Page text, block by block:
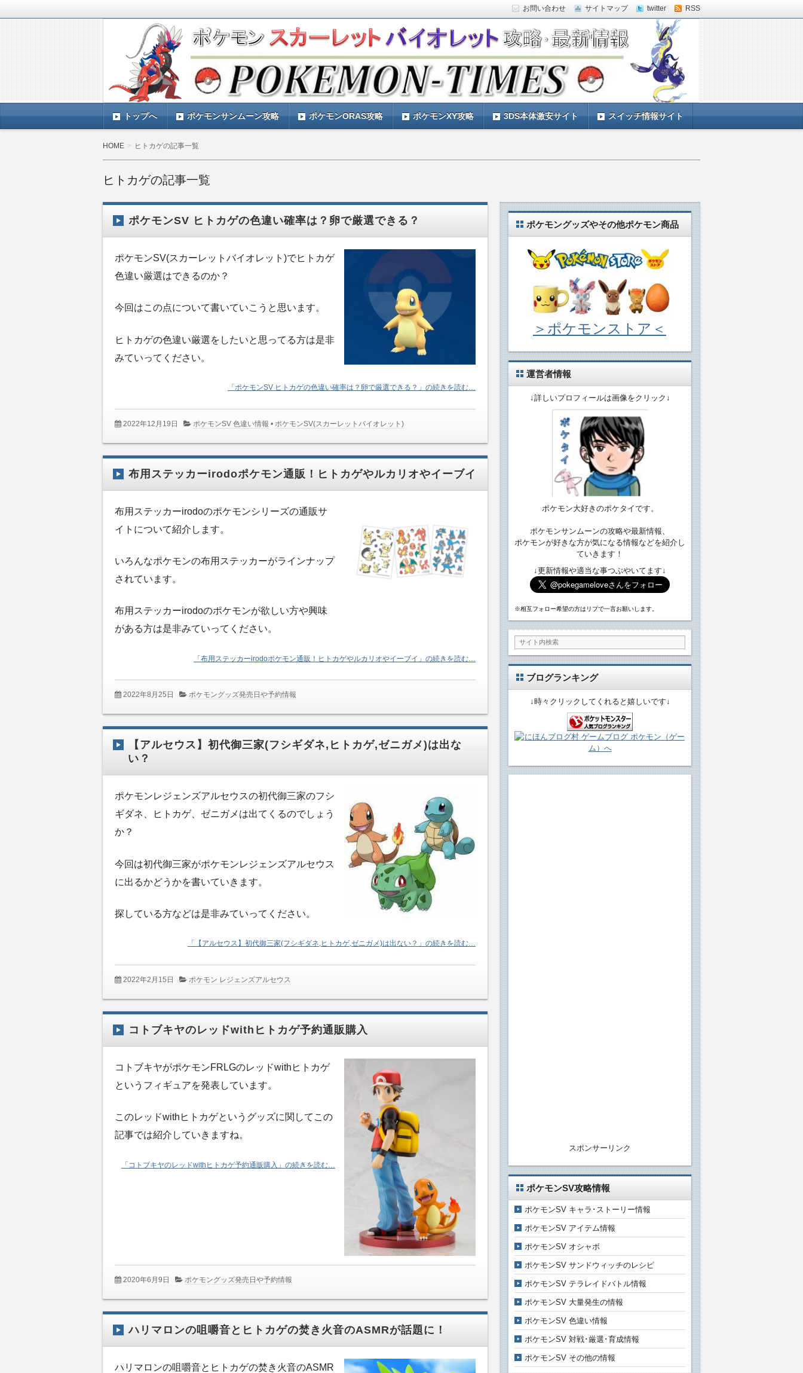
お問い合わせ サイトマップ twitter RSS
ポケモン最新情報まとめ『POKEMON-TIMES』
ポケモンSV(スカーレットバイオレット)の攻略や最新情報などをお届けする『POKEMON-
TIMES』 ポケモンSV(スカーレットバイオレット)の育成論やお得な情報なども紹介していきま
トップへ ポケモンサンムーン攻略 ポケモンORAS攻略 ポケモンXY攻略 3DS本体激安サイト スイッチ情報サイト
HOME ヒトカゲの記事一覧
ヒトカゲの記事一覧
ポケモンSV ヒトカゲの色違い確率は？卵で厳選できる？
ポケモンSV(スカーレットバイオレット)でヒトカゲ
色違い厳選はできるのか？
今回はこの点について書いていこうと思います。
ヒトカゲの色違い厳選をしたいと思ってる方は是非
みていってください。
「ポケモンSV ヒトカゲの色違い確率は？卵で厳選できる？」の続きを読む…
2022年12月19日 ポケモンSV 色違い情報 • ポケモンSV(スカーレットバイオレット)
布用ステッカーirodoポケモン通販！ヒトカゲやルカリオやイーブイ
布用ステッカーirodoのポケモンシリーズの通販サ
イトについて紹介します。
いろんなポケモンの布用ステッカーがラインナップ
されています。
布用ステッカーirodoのポケモンが欲しい方や興味
がある方は是非みていってください。
「布用ステッカーirodoポケモン通販！ヒトカゲやルカリオやイーブイ」の続きを読む…
2022年8月25日 ポケモングッズ発売日や予約情報
【アルセウス】初代御三家(フシギダネ,ヒトカゲ,ゼニガメ)は出な
い？
ポケモンレジェンズアルセウスの初代御三家のフシ
ギダネ、ヒトカゲ、ゼニガメは出てくるのでしょう
か？
今回は初代御三家がポケモンレジェンズアルセウス
に出るかどうかを書いていきます。
探している方などは是非みていってください。
「【アルセウス】初代御三家(フシギダネ,ヒトカゲ,ゼニガメ)は出ない？」の続きを読む…
2022年2月15日 ポケモン レジェンズアルセウス
コトブキヤのレッドwithヒトカゲ予約通販購入
コトブキヤがポケモンFRLGのレッドwithヒトカゲ
というフィギュアを発表しています。
このレッドwithヒトカゲというグッズに関してこの
記事では紹介していきますね。
「コトブキヤのレッドwithヒトカゲ予約通販購入」の続きを読む…
2020年6月9日 ポケモングッズ発売日や予約情報
ハリマロンの咀嚼音とヒトカゲの焚き火音のASMRが話題に！
ハリマロンの咀嚼音とヒトカゲの焚き火音のASMR
ポケモングッズやその他ポケモン商品
＞ポケモンストア＜
運営者情報
↓詳しいプロフィールは画像をクリック↓
ポケモン大好きのポケタイです。
ポケモンサンムーンの攻略や最新情報、
ポケモンが好きな方が気になる情報などを紹介し
ていきます！
↓更新情報や適当な事つぶやいてます↓
※相互フォロー希望の方はリプで一言お願いします。
ブログランキング
↓時々クリックしてくれると嬉しいです↓
スポンサーリンク
ポケモンSV攻略情報
ポケモンSV キャラ･ストーリー情報
ポケモンSV アイテム情報
ポケモンSV オシャボ
ポケモンSV サンドウィッチのレシピ
ポケモンSV テラレイドバトル情報
ポケモンSV 大量発生の情報
ポケモンSV 色違い情報
ポケモンSV 対戦･厳選･育成情報
ポケモンSV その他の情報